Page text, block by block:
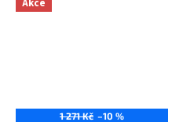
Akce
1 271 Kč –10 %